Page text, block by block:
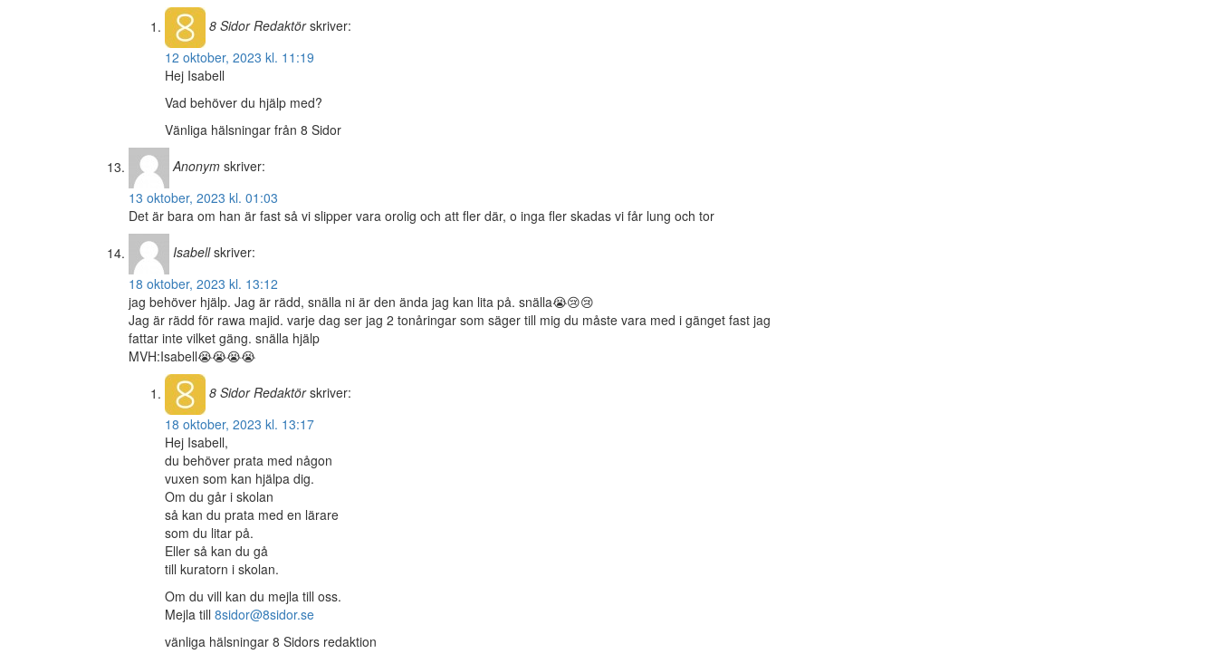
8 SidorRedaktör skriver:
12 oktober, 2023 kl. 11:19
Hej Isabell
Vad behöver du hjälp med?
Vänliga hälsningar från 8 Sidor
Anonym skriver:
13 oktober, 2023 kl. 01:03
Det är bara om han är fast så vi slipper vara orolig och att fler där, o inga fler skadas vi får lung och tor
Isabell skriver:
18 oktober, 2023 kl. 13:12
jag behöver hjälp. Jag är rädd, snälla ni är den ända jag kan lita på. snälla😭😢😢
Jag är rädd för rawa majid. varje dag ser jag 2 tonåringar som säger till mig du måste vara med i gänget fast jag
fattar inte vilket gäng. snälla hjälp
MVH:Isabell😭😭😭😭
8 SidorRedaktör skriver:
18 oktober, 2023 kl. 13:17
Hej Isabell,
du behöver prata med någon
vuxen som kan hjälpa dig.
Om du går i skolan
så kan du prata med en lärare
som du litar på.
Eller så kan du gå
till kuratorn i skolan.
Om du vill kan du mejla till oss.
Mejla till 8sidor@8sidor.se
vänliga hälsningar 8 Sidors redaktion